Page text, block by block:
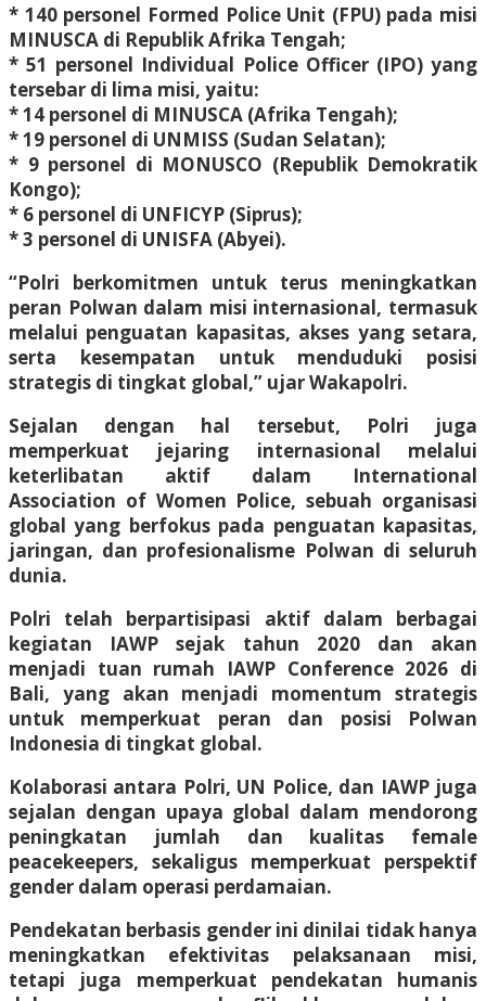
* 140 personel Formed Police Unit (FPU) pada misi
MINUSCA di Republik Afrika Tengah;
* 51 personel Individual Police Officer (IPO) yang
tersebar di lima misi, yaitu:
* 14 personel di MINUSCA (Afrika Tengah);
* 19 personel di UNMISS (Sudan Selatan);
* 9 personel di MONUSCO (Republik Demokratik
Kongo);
* 6 personel di UNFICYP (Siprus);
* 3 personel di UNISFA (Abyei).
“Polri berkomitmen untuk terus meningkatkan
peran Polwan dalam misi internasional, termasuk
melalui penguatan kapasitas, akses yang setara,
serta kesempatan untuk menduduki posisi
strategis di tingkat global,” ujar Wakapolri.
Sejalan dengan hal tersebut, Polri juga
memperkuat jejaring internasional melalui
keterlibatan aktif dalam International
Association of Women Police, sebuah organisasi
global yang berfokus pada penguatan kapasitas,
jaringan, dan profesionalisme Polwan di seluruh
dunia.
Polri telah berpartisipasi aktif dalam berbagai
kegiatan IAWP sejak tahun 2020 dan akan
menjadi tuan rumah IAWP Conference 2026 di
Bali, yang akan menjadi momentum strategis
untuk memperkuat peran dan posisi Polwan
Indonesia di tingkat global.
Kolaborasi antara Polri, UN Police, dan IAWP juga
sejalan dengan upaya global dalam mendorong
peningkatan jumlah dan kualitas female
peacekeepers, sekaligus memperkuat perspektif
gender dalam operasi perdamaian.
Pendekatan berbasis gender ini dinilai tidak hanya
meningkatkan efektivitas pelaksanaan misi,
tetapi juga memperkuat pendekatan humanis